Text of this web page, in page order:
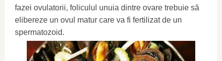
fazei ovulatorii, foliculul unuia dintre ovare trebuie să
elibereze un ovul matur care va fi fertilizat de un
spermatozoid.